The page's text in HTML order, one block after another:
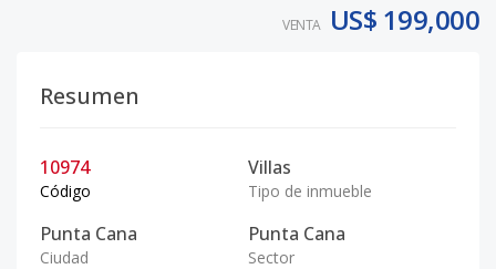
VENTA US$ 199,000
Resumen
10974
Código
Villas
Tipo de inmueble
Punta Cana
Ciudad
Punta Cana
Sector